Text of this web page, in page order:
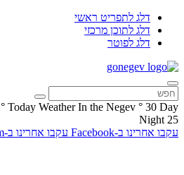
דלג לתפריט ראשי
דלג לתוכן מרכזי
דלג לפוטר
Today Weather In the Negev ° 30 Day
°
25
Night
עקבו אחרינו ב-Facebook
עקבו אחרינו ב-Instagram